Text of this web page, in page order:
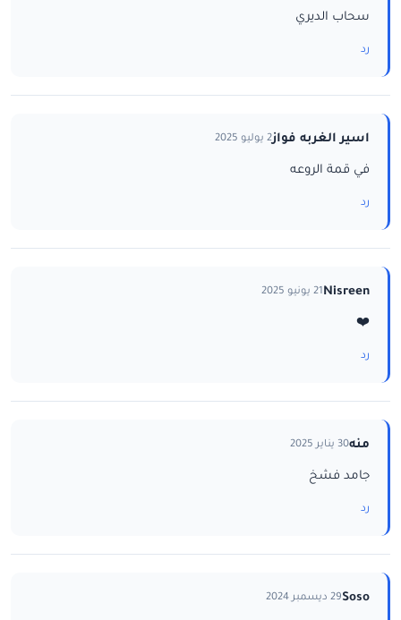
سحاب الديري
رد
اسير الغربه فواز2 يوليو 2025
في قمة الروعه
رد
Nisreen21 يونيو 2025
❤️
رد
منه30 يناير 2025
جامد فشخ
رد
Soso29 ديسمبر 2024